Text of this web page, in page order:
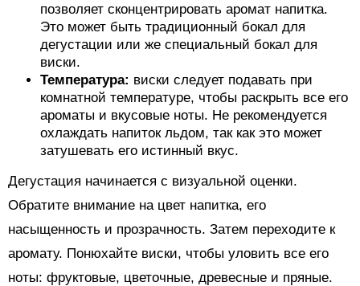
позволяет сконцентрировать аромат напитка.
Это может быть традиционный бокал для
дегустации или же специальный бокал для
виски.
Температура: виски следует подавать при
комнатной температуре, чтобы раскрыть все его
ароматы и вкусовые ноты. Не рекомендуется
охлаждать напиток льдом, так как это может
затушевать его истинный вкус.
Дегустация начинается с визуальной оценки.
Обратите внимание на цвет напитка, его
насыщенность и прозрачность. Затем переходите к
аромату. Понюхайте виски, чтобы уловить все его
ноты: фруктовые, цветочные, древесные и пряные.